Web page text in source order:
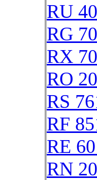
RU
RG
RX
RO
RS
RF
RE
RN